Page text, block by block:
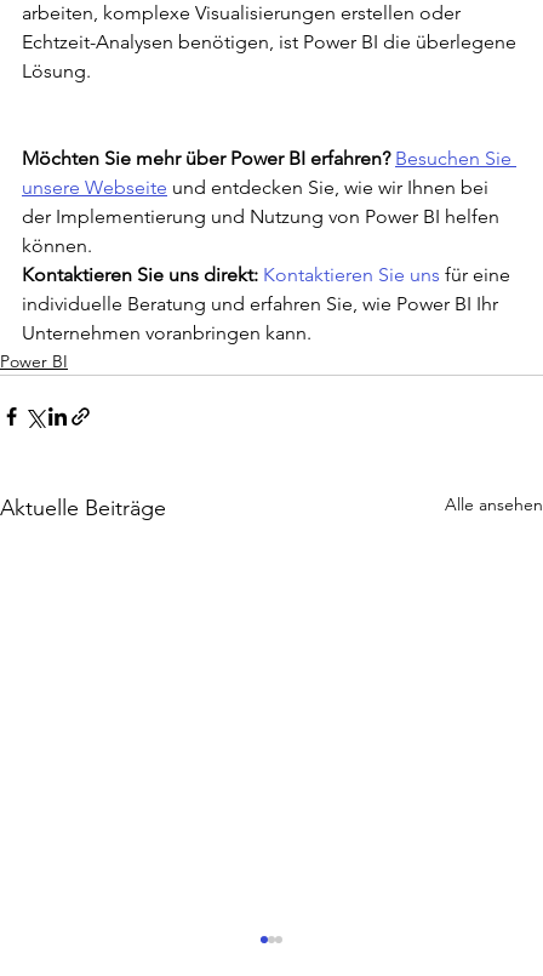
arbeiten, komplexe Visualisierungen erstellen oder
Echtzeit-Analysen benötigen, ist Power BI die überlegene
Lösung.
Möchten Sie mehr über Power BI erfahren? Besuchen Sie
unsere Webseite und entdecken Sie, wie wir Ihnen bei
der Implementierung und Nutzung von Power BI helfen
können.
Kontaktieren Sie uns direkt: Kontaktieren Sie uns für eine
individuelle Beratung und erfahren Sie, wie Power BI Ihr
Unternehmen voranbringen kann.
Power BI
Aktuelle Beiträge Alle ansehen